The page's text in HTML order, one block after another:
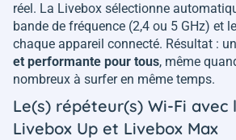
réel. La Livebox sélectionne
bande de fréquence (2,4 ou 5 GHz) et
chaque appareil connecté. Résultat :
et performante pour tous, même
nombreux à surfer en même temps.
Le(s) répéteur(s) Wi-Fi avec
Livebox Up et Livebox Max